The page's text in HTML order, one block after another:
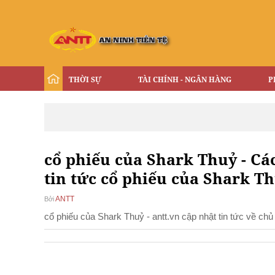
THỜI SỰ TÀI CHÍNH - NGÂN HÀNG
cổ phiếu của Shark Thuỷ -
tin tức cổ phiếu của Shark
BởiANTT
cổ phiếu của Shark Thuỷ - antt.vn cập nhật tin tức về